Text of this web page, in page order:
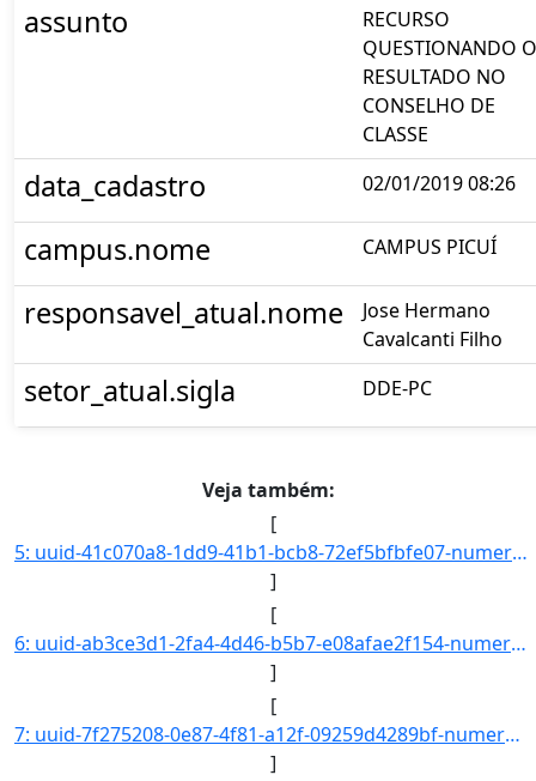
assunto
RECURSO
QUESTIONANDO O
RESULTADO NO
CONSELHO DE
CLASSE
data_cadastro 02/01/2019 08:26
campus.nome CAMPUS PICUÍ
responsavel_atual.nome
Jose Hermano
Cavalcanti Filho
setor_atual.sigla DDE-PC
Veja também:
[
5: uuid-41c070a8-1dd9-41b1-bcb8-72ef5bfbfe07-numero-23325.000003.2019-02-interessado.nome-Daniel_Olivei]
]
[
6: uuid-ab3ce3d1-2fa4-4d46-b5b7-e08afae2f154-numero-23325.000004.2019-49-interessado.nome-Gabriel_Arauj]
]
[
7: uuid-7f275208-0e87-4f81-a12f-09259d4289bf-numero-23325.000005.2019-93-interessado.nome-Nalenkya_Rodr]
]